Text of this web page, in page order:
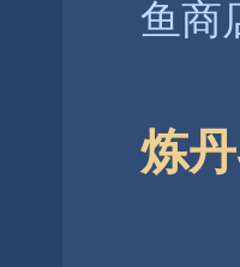
鱼商
炼